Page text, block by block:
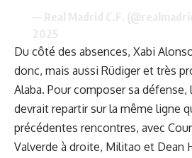
Du côté des absences, Xabi
donc, mais aussi Rüdiger et très
Alaba. Pour composer sa défense,
devrait repartir sur la même ligne
précédentes rencontres, avec
Valverde à droite, Militao et Dean